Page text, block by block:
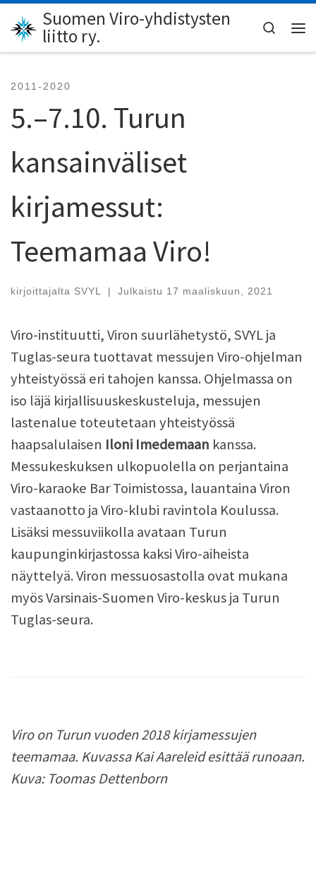
Skip to content
Suomen Viro-yhdistysten
liitto ry.
Search
2011-2020
5.–7.10. Turun
kansainväliset
kirjamessut:
Teemamaa Viro!
kirjoittajalta SVYL | Julkaistu 17 maaliskuun, 2021
Viro-instituutti, Viron suurlähetystö, SVYL ja
Tuglas-seura tuottavat messujen Viro-ohjelman
yhteistyössä eri tahojen kanssa. Ohjelmassa on
iso läjä kirjallisuuskeskusteluja, messujen
lastenalue toteutetaan yhteistyössä
haapsalulaisen Iloni Imedemaan kanssa.
Messukeskuksen ulkopuolella on perjantaina
Viro-karaoke Bar Toimistossa, lauantaina Viron
vastaanotto ja Viro-klubi ravintola Koulussa.
Lisäksi messuviikolla avataan Turun
kaupunginkirjastossa kaksi Viro-aiheista
näyttelyä. Viron messuosastolla ovat mukana
myös Varsinais-Suomen Viro-keskus ja Turun
Tuglas-seura.
Viro on Turun vuoden 2018 kirjamessujen
teemamaa. Kuvassa Kai Aareleid esittää runoaan.
Kuva: Toomas Dettenborn